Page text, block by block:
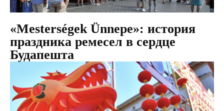
«Mesterségek Ünnepe»: история
праздника ремесел в сердце
Будапешта